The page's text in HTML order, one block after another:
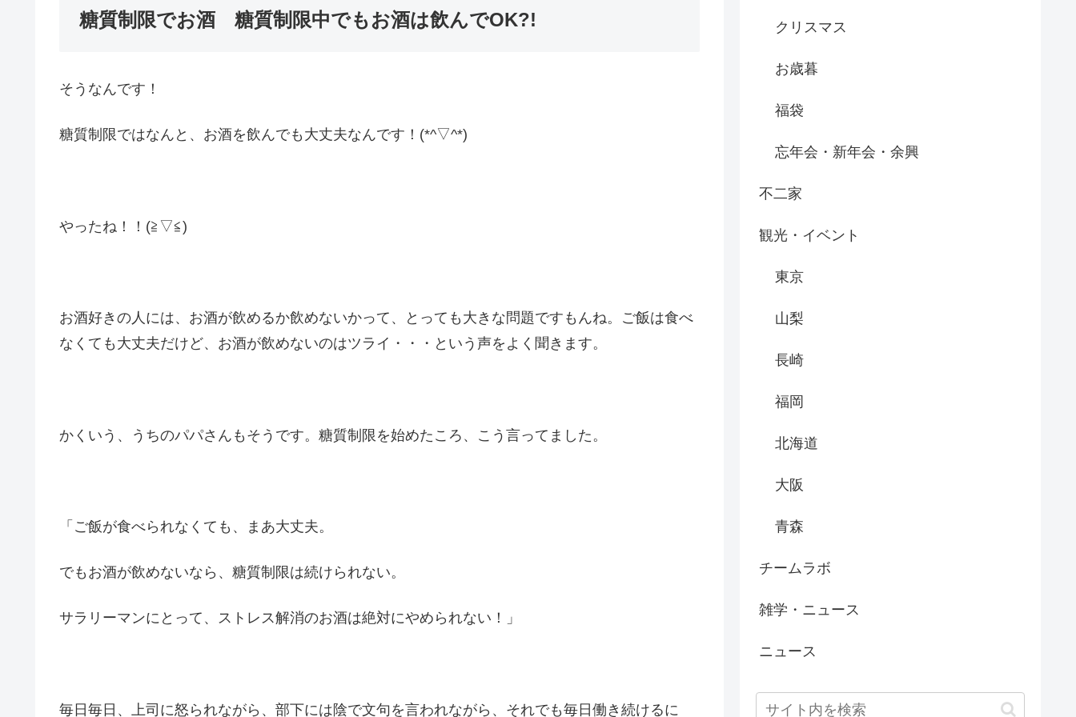
糖質制限でお酒 糖質制限中でもお酒は飲んでOK?!
そうなんです！
糖質制限ではなんと、お酒を飲んでも大丈夫なんです！(*^▽^*)
やったね！！(≧▽≦)
お酒好きの人には、お酒が飲めるか飲めないかって、とっても大きな問題ですもんね。ご飯は食べ
なくても大丈夫だけど、お酒が飲めないのはツライ・・・という声をよく聞きます。
かくいう、うちのパパさんもそうです。糖質制限を始めたころ、こう言ってました。
「ご飯が食べられなくても、まあ大丈夫。
でもお酒が飲めないなら、糖質制限は続けられない。
サラリーマンにとって、ストレス解消のお酒は絶対にやめられない！」
毎日毎日、上司に怒られながら、部下には陰で文句を言われながら、それでも毎日働き続けるに
クリスマス
お歳暮
福袋
忘年会・新年会・余興
不二家
観光・イベント
東京
山梨
長崎
福岡
北海道
大阪
青森
チームラボ
雑学・ニュース
ニュース